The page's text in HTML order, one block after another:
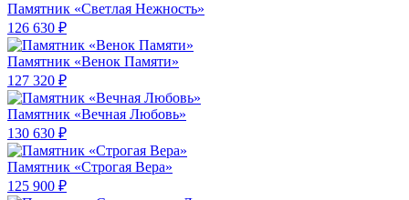
Памятник «Светлая Нежность»
126 630 ₽
Памятник «Венок Памяти»
127 320 ₽
Памятник «Вечная Любовь»
130 630 ₽
Памятник «Строгая Вера»
125 900 ₽